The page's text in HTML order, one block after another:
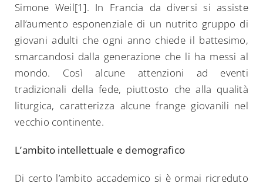
Simone Weil[1]. In Francia da diversi si assiste
all’aumento esponenziale di un nutrito gruppo di
giovani adulti che ogni anno chiede il battesimo,
smarcandosi dalla generazione che li ha messi al
mondo. Così alcune attenzioni ad eventi
tradizionali della fede, piuttosto che alla qualità
liturgica, caratterizza alcune frange giovanili nel
vecchio continente.
L’ambito intellettuale e demografico
Di certo l’ambito accademico si è ormai ricreduto